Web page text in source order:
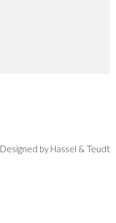
Designed by Hassel & Teudt